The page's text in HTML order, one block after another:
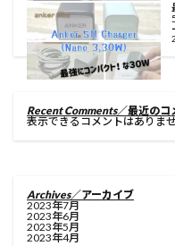
Recent Comments／最近のコ
表示できるコメントはありませ
Archives／アーカイブ
2023年7月
2023年6月
2023年5月
2023年4月